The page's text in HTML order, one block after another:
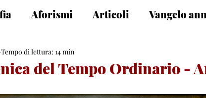
Aforismi Articoli Vangelo
anno C
del Tempo Ordinario -
Tempo di lettura: 14 min